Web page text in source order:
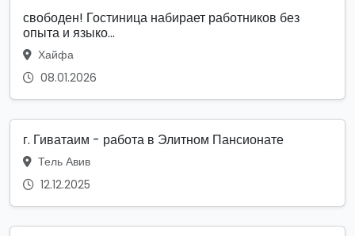
свободен! Гостиница набирает работников без
опыта и языко...
Хайфа
08.01.2026
г. Гиватаим - работа в Элитном Пансионате
Тель Авив
12.12.2025